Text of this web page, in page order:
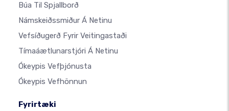
Búa Til Spjallborð
Námskeiðssmiður Á Netinu
Vefsíðugerð Fyrir Veitingastaði
Tímaáætlunarstjóri Á Netinu
Ókeypis Vefþjónusta
Ókeypis Vefhönnun
Fyrirtæki